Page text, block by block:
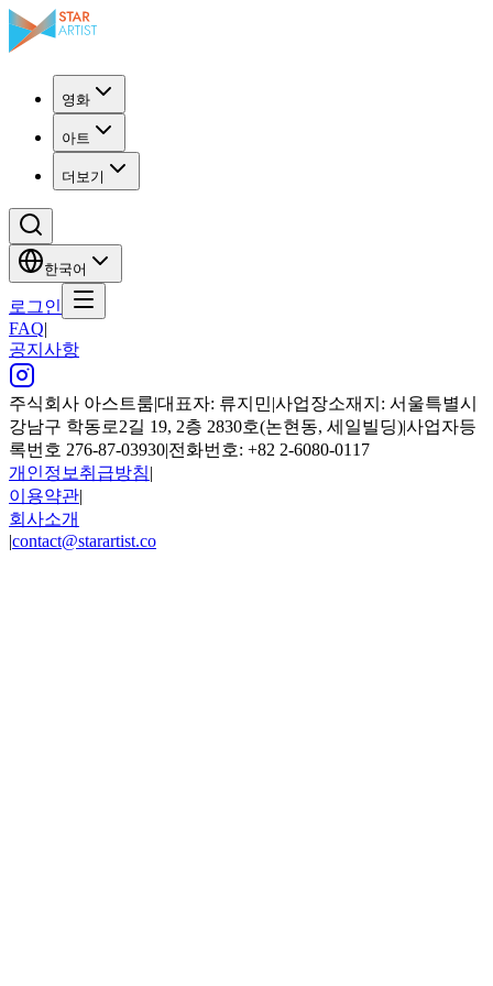
영화
아트
더보기
한국어
로그인
FAQ|
공지사항
주식회사 아스트룸|대표자: 류지민|사업장소재지: 서울특별시
강남구 학동로2길 19, 2층 2830호(논현동, 세일빌딩)|사업자등
록번호 276-87-03930|전화번호: +82 2-6080-0117
개인정보취급방침|
이용약관|
회사소개
|contact@starartist.co